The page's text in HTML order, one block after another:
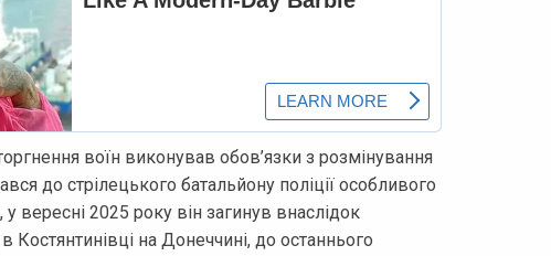
воїн виконував обов’язки з розмінування
до стрілецького батальйону поліції особливого
вересні 2025 року він загинув внаслідок
Костянтинівці на Донеччині, до останнього